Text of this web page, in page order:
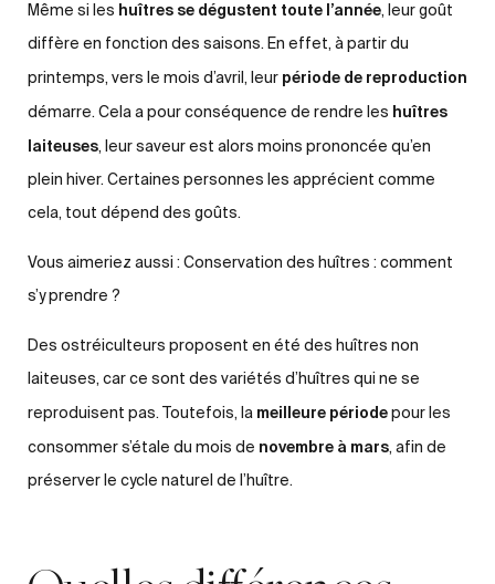
Même si les huîtres se dégustent toute l’année, leur goût
diffère en fonction des saisons. En effet, à partir du
printemps, vers le mois d’avril, leur période de reproduction
démarre. Cela a pour conséquence de rendre les huîtres
laiteuses, leur saveur est alors moins prononcée qu’en
plein hiver. Certaines personnes les apprécient comme
cela, tout dépend des goûts.
Vous aimeriez aussi : Conservation des huîtres : comment
s’y prendre ?
Des ostréiculteurs proposent en été des huîtres non
laiteuses, car ce sont des variétés d’huîtres qui ne se
reproduisent pas. Toutefois, la meilleure période pour les
consommer s’étale du mois de novembre à mars, afin de
préserver le cycle naturel de l’huître.